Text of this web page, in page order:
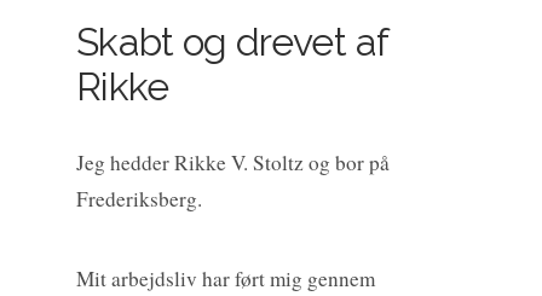
Skabt og drevet af
Rikke
Jeg hedder Rikke V. Stoltz og bor på
Frederiksberg.
Mit arbejdsliv har ført mig gennem